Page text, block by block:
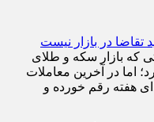
که بازار سکه و طلای
اما در آخرین معاملات
هفته رقم خورده و